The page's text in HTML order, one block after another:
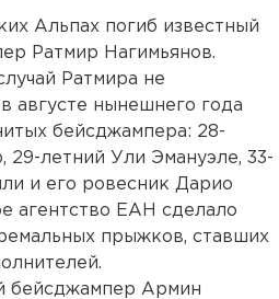
Альпах погиб известный
Ратмир Нагимьянов.
Ратмира не
августе нынешнего года
бейсджампера: 28-
летний Ули Эмануэле, 33-
и его ровесник Дарио
агентство ЕАН сделало
прыжков, ставших
бейсджампер Армин